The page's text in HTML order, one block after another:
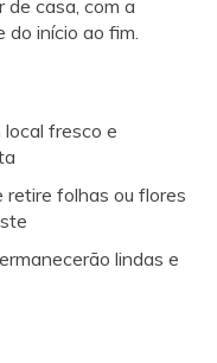
de casa, com a
do início ao fim.
fresco e
retire folhas ou flores
lindas e